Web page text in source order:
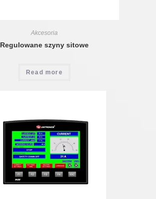
Akcesoria
Regulowane szyny sitowe
Read more